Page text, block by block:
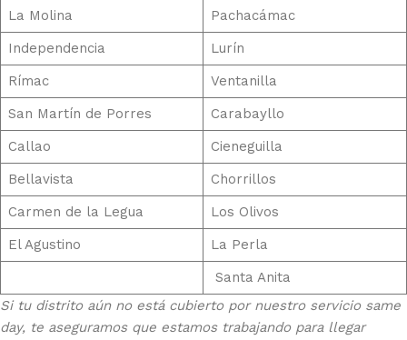
La Molina
Pachacámac
Independencia
Lurín
Rímac
Ventanilla
San Martín de Porres
Carabayllo
Callao
Cieneguilla
Bellavista
Chorrillos
Carmen de la Legua
Los Olivos
El Agustino
La Perla
Santa Anita
Si tu distrito aún no está cubierto por nuestro servicio same
day, te aseguramos que estamos trabajando para llegar